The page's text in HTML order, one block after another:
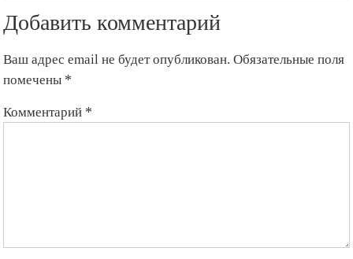
до
Добавить комментарий
Ваш адрес email не будет опубликован. Обязательные поля
помечены *
Комментарий *